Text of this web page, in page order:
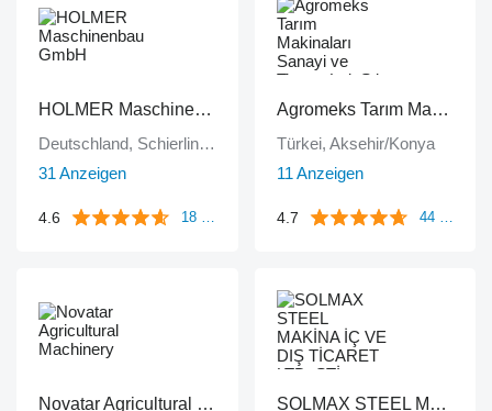
HOLMER Maschinenbau GmbH
Deutschland, Schierling/Eggmühl
31 Anzeigen
4.6 18 Bewertungen
Agromeks Tarım Makinaları Sanayi ve Ticaret Ltd. Şti.
Türkei, Aksehir/Konya
11 Anzeigen
4.7 44 Bewertungen
Novatar Agricultural Machinery SOLMAX STEEL MAKİNA İÇ VE DIŞ TİCARET LTD. ŞTİ.